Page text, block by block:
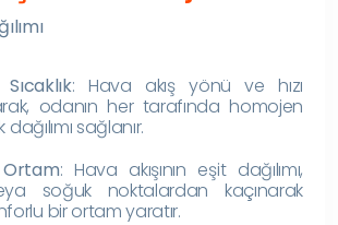
: Hava akış yönü ve hızı
odanın her tarafında homojen
dağılımı sağlanır.
: Hava akışının eşit dağılımı,
soğuk noktalardan kaçınarak
bir ortam yaratır.